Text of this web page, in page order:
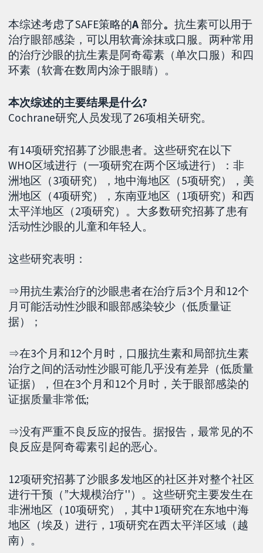
本综述考虑了SAFE策略的A部分。抗生素可以用于
治疗眼部感染，可以用软膏涂抹或口服。两种常用
的治疗沙眼的抗生素是阿奇霉素（单次口服）和四
环素（软膏在数周内涂于眼睛）。
本次综述的主要结果是什么?
Cochrane研究人员发现了26项相关研究。
有14项研究招募了沙眼患者。这些研究在以下
WHO区域进行（一项研究在两个区域进行）：非
洲地区（3项研究），地中海地区（5项研究），美
洲地区（4项研究），东南亚地区（1项研究）和西
太平洋地区（2项研究）。大多数研究招募了患有
活动性沙眼的儿童和年轻人。
这些研究表明：
⇒用抗生素治疗的沙眼患者在治疗后3个月和12个
月可能活动性沙眼和眼部感染较少（低质量证
据）；
⇒在3个月和12个月时，口服抗生素和局部抗生素
治疗之间的活动性沙眼可能几乎没有差异（低质量
证据），但在3个月和12个月时，关于眼部感染的
证据质量非常低;
⇒没有严重不良反应的报告。据报告，最常见的不
良反应是阿奇霉素引起的恶心。
12项研究招募了沙眼多发地区的社区并对整个社区
进行干预（”大规模治疗''）。这些研究主要发生在
非洲地区（10项研究），其中1项研究在东地中海
地区（埃及）进行，1项研究在西太平洋区域（越
南）。